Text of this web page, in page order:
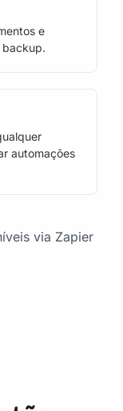
e
backup.
automações
via Zapier